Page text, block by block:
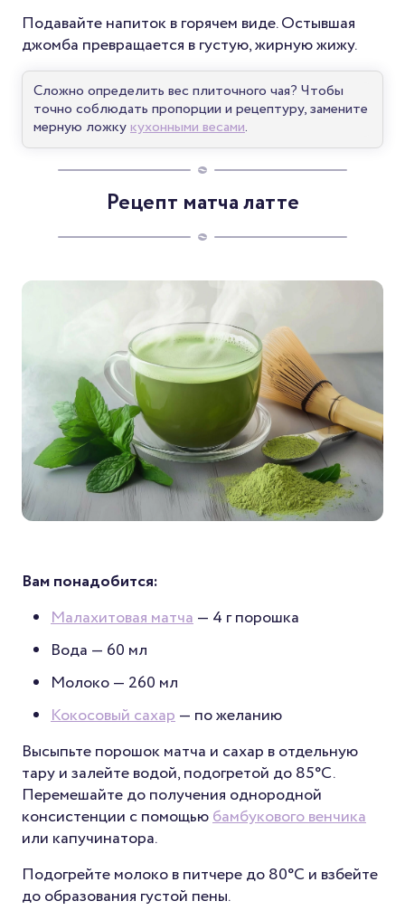
Подавайте напиток в горячем виде. Остывшая
джомба превращается в густую, жирную жижу.
Сложно определить вес плиточного чая? Чтобы
точно соблюдать пропорции и рецептуру, замените
мерную ложкукухонными весами.
Рецепт матча латте
Вам понадобится:
Малахитовая матча— 4 г порошка
Вода — 60 мл
Молоко — 260 мл
Кокосовый сахар— по желанию
Высыпьте порошок матча и сахар в отдельную
тару и залейте водой, подогретой до 85°C.
Перемешайте до получения однородной
консистенции с помощьюбамбукового венчика
или капучинатора.
Подогрейте молоко в питчере до 80°C и взбейте
до образования густой пены.